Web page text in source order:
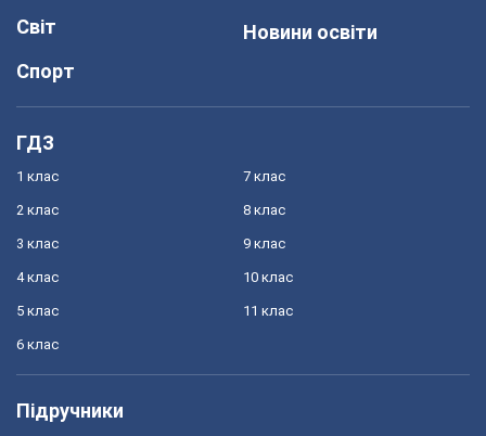
Світ
Спорт
Новини освіти
ГДЗ
1 клас
2 клас
3 клас
4 клас
5 клас
6 клас
7 клас
8 клас
9 клас
10 клас
11 клас
Підручники